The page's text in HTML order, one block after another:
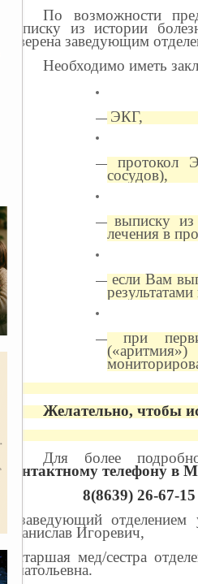
По возможности
выписку из истории
заверена заведующим
Необходимо иметь
— ЭКГ,
— протокол
сосудов),
—выписку из
лечения в
— eсли Вам
— при
Желательно, чтобы
Для более
контактному телефону
8(8639) 26-67-
- заведующий
Станислав Игоревич,
- старшая мед/сестра
Анатольевна.